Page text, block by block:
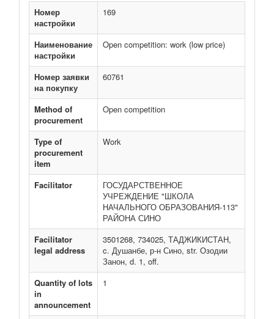
Номер
настройки
169
Наименование
настройки
Open competition: work (low price)
Номер заявки
на покупку
60761
Method of
procurement
Open competition
Type of
procurement
item
Work
Facilitator
ГОСУДАРСТВЕННОЕ
УЧРЕЖДЕНИЕ "ШКОЛА
НАЧАЛЬНОГО ОБРАЗОВАНИЯ-113"
РАЙОНА СИНО
Facilitator
legal address
3501268, 734025, ТАДЖИКИСТАН,
c. Душанбе, р-н Сино, str. Озодии
Занон, d. 1, off.
Quantity of lots
in
announcement
1